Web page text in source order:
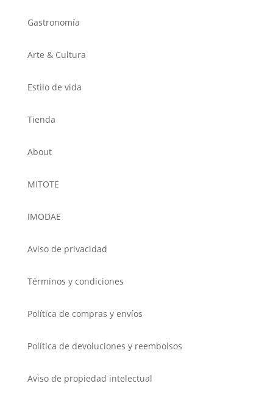
Gastronomía
Arte & Cultura
Estilo de vida
Tienda
About
MITOTE
IMODAE
Aviso de privacidad
Términos y condiciones
Política de compras y envíos
Política de devoluciones y reembolsos
Aviso de propiedad intelectual